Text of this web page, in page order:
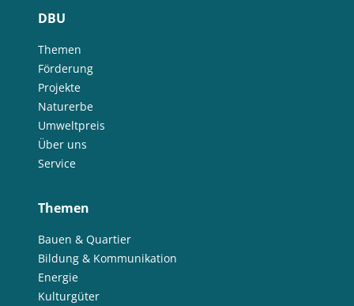
DBU
Themen
Förderung
Projekte
Naturerbe
Umweltpreis
Über uns
Service
Themen
Bauen & Quartier
Bildung & Kommunikation
Energie
Kulturgüter